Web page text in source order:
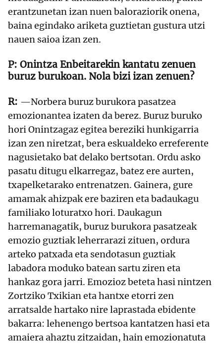
erantzunetan izan nuen baloraziorik onena,
baina egindako ariketa guztietan gustura utzi
nauen saioa izan zen.
Onintza Enbeitarekin kantatu zenuen
buruz burukoan. Nola bizi izan zenuen?
—Norbera buruz burukora pasatzea
emozionantea izaten da berez. Buruz buruko
hori Onintzagaz egitea bereziki hunkigarria
izan zen niretzat, bera eskualdeko erreferente
nagusietako bat delako bertsotan. Ordu asko
pasatu ditugu elkarregaz, batez ere aurten,
txapelketarako entrenatzen. Gainera, gure
amamak ahizpak ere baziren eta badaukagu
familiako loturatxo hori. Daukagun
harremanagatik, buruz burukora pasatzeak
emozio guztiak leherrarazi zituen, ordura
arteko patxada eta sendotasun guztiak
labadora moduko batean sartu ziren eta
hankaz gora jarri. Emozioz beteta hasi nintzen
Zortziko Txikian eta hantxe etorri zen
arratsalde hartako nire laprastada ebidente
bakarra: lehenengo bertsoa kantatzen hasi eta
amaiera ahaztu zitzaidan, hain emozionatuta